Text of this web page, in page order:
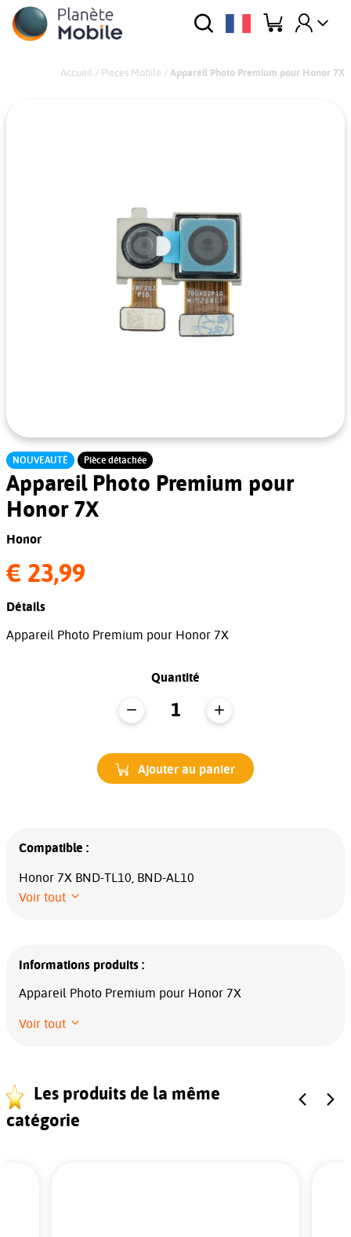
Accueil / Pieces Mobile / Appareil Photo Premium pour Honor 7X
NOUVEAUTÉ Pièce détachée
Appareil Photo Premium pour
Honor 7X
Honor
€ 23,99
Détails
Appareil Photo Premium pour Honor 7X
Quantité
Ajouter au panier
Compatible :
Honor 7X BND-TL10, BND-AL10
Voir tout
Informations produits :
Appareil Photo Premium pour Honor 7X
Voir tout
Les produits de la même
catégorie